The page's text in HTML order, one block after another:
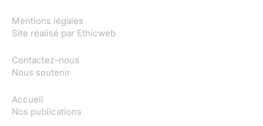
Mentions légales
Site réalisé par Ethicweb
Contactez-nous
Nous soutenir
Accueil
Nos publications